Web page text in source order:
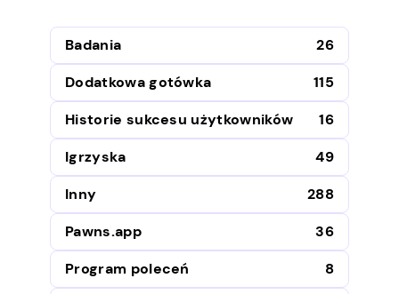
Badania
26
Dodatkowa gotówka
115
Historie sukcesu użytkowników
16
Igrzyska
49
Inny
288
Pawns.app
36
Program poleceń
8